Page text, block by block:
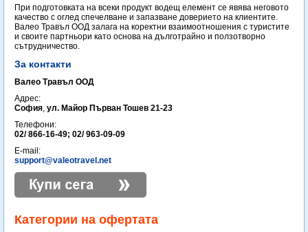
При подготовката на всеки продукт водещ елемент се явява неговото
качество с оглед спечелване и запазване доверието на клиентите.
Валео Травъл ООД залага на коректни взаимоотношения с туристите
и своите партньори като основа на дълготрайно и ползотворно
сътрудничество.
За контакти
Валео Травъл ООД
Адрес:
София, ул. Майор Първан Тошев 21-23
Телефони:
02/ 866-16-49; 02/ 963-09-09
E-mail:
support@valeotravel.net
Категории на офертата